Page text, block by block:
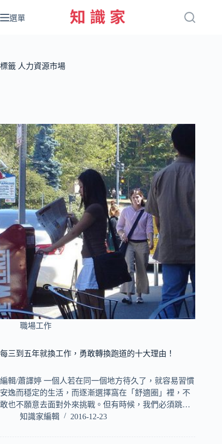
至
容
選單
標籤 人力資源市場
職場工作
每三到五年就換工作，勇敢轉換跑道的十大理由！
編輯/蕭譯婷 一個人若在同一個地方待久了，就容易習慣
安逸而穩定的生活，而逐漸選擇窩在「舒適圈」裡，不
敢也不願意去面對外來挑戰。但有時候，我們必須跳…
知識家編輯
2016-12-23